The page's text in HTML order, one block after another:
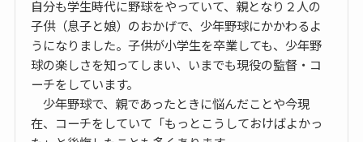
自分も学生時代に野球をやっていて、親となり２人の
子供（息子と娘）のおかげで、少年野球にかかわるよ
うになりました。子供が小学生を卒業しても、少年野
球の楽しさを知ってしまい、いまでも現役の監督・コ
ーチをしています。
少年野球で、親であったときに悩んだことや今現
在、コーチをしていて「もっとこうしておけばよかっ